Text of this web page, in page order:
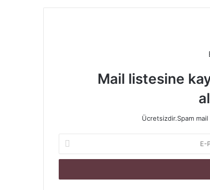
Mail listesine
Ücretsizdir.Spam
Posta
adresinizi